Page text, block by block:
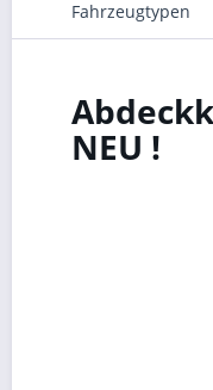
Fahrzeugtypen
NEU !